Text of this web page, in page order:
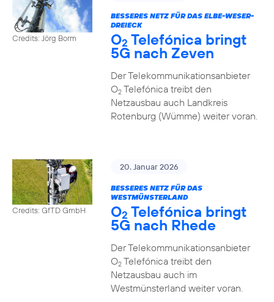
Credits: Jörg Borm
BESSERES NETZ FÜR DAS ELBE-WESER-
DREIECK
O2 Telefónica bringt
5G nach Zeven
Der Telekommunikationsanbieter
O2Telefónica treibt den
Netzausbau auch Landkreis
Rotenburg (Wümme) weiter voran.
Credits: GfTD GmbH
20. Januar 2026
BESSERES NETZ FÜR DAS
WESTMÜNSTERLAND
O2 Telefónica bringt
5G nach Rhede
Der Telekommunikationsanbieter
O2Telefónica treibt den
Netzausbau auch im
Westmünsterland weiter voran.